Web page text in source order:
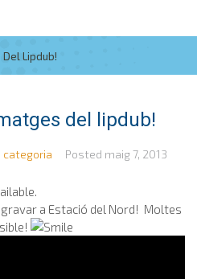
Del Lipdub!
del lipdub!
categoria Posted maig 7, 2013
gravar a Estació del Nord! Moltes